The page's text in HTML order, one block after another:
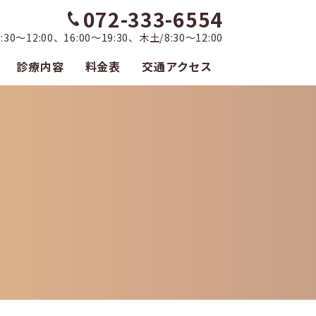
072-333-6554
～12:00、16:00～19:30、木土/8:30～12:00
診療内容 料金表 交通アクセス